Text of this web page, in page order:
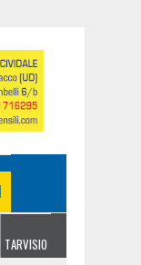
TARVISIO